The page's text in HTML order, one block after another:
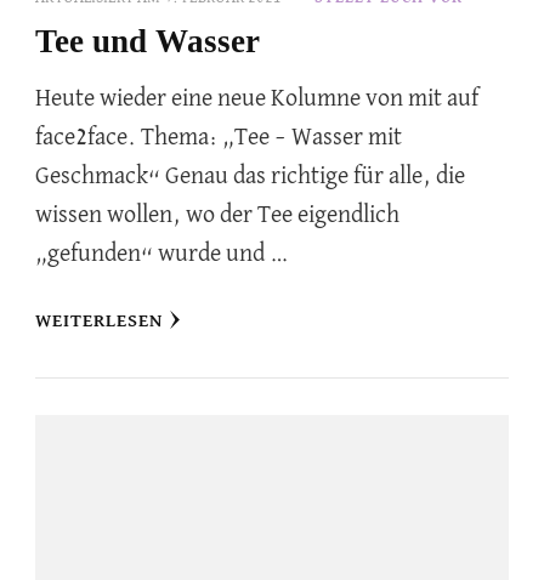
Tee und Wasser
Heute wieder eine neue Kolumne von mit auf
face2face. Thema: „Tee – Wasser mit
Geschmack“ Genau das richtige für alle, die
wissen wollen, wo der Tee eigendlich
„gefunden“ wurde und …
WEITERLESEN